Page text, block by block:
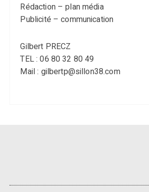
Rédaction – plan média
Publicité – communication
Gilbert PRECZ
TEL : 06 80 32 80 49
Mail : gilbertp@sillon38.com